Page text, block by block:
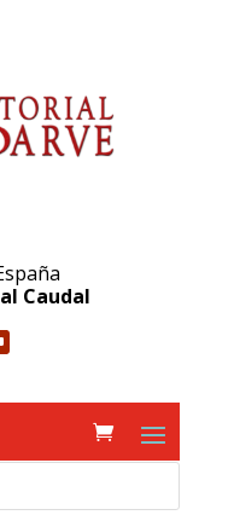
Caudal